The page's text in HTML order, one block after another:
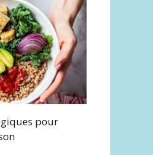
pour